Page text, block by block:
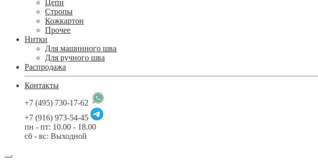
Цепи
Стропы
Кожкартон
Прочее
Нитки
Для машинного шва
Для ручного шва
Распродажа
Контакты
+7 (495) 730-17-62
+7 (916) 973-54-45
пн - пт: 10.00 - 18.00
сб - вс: Выходной